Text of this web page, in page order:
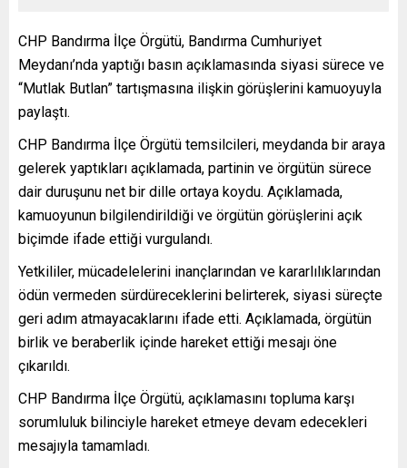
CHP Bandırma İlçe Örgütü, Bandırma Cumhuriyet
Meydanı’nda yaptığı basın açıklamasında siyasi sürece ve
“Mutlak Butlan” tartışmasına ilişkin görüşlerini kamuoyuyla
paylaştı.
CHP Bandırma İlçe Örgütü temsilcileri, meydanda bir araya
gelerek yaptıkları açıklamada, partinin ve örgütün sürece
dair duruşunu net bir dille ortaya koydu. Açıklamada,
kamuoyunun bilgilendirildiği ve örgütün görüşlerini açık
biçimde ifade ettiği vurgulandı.
Yetkililer, mücadelelerini inançlarından ve kararlılıklarından
ödün vermeden sürdüreceklerini belirterek, siyasi süreçte
geri adım atmayacaklarını ifade etti. Açıklamada, örgütün
birlik ve beraberlik içinde hareket ettiği mesajı öne
çıkarıldı.
CHP Bandırma İlçe Örgütü, açıklamasını topluma karşı
sorumluluk bilinciyle hareket etmeye devam edecekleri
mesajıyla tamamladı.